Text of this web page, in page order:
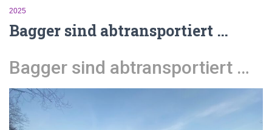
2025
Bagger sind abtransportiert …
Bagger sind abtransportiert …